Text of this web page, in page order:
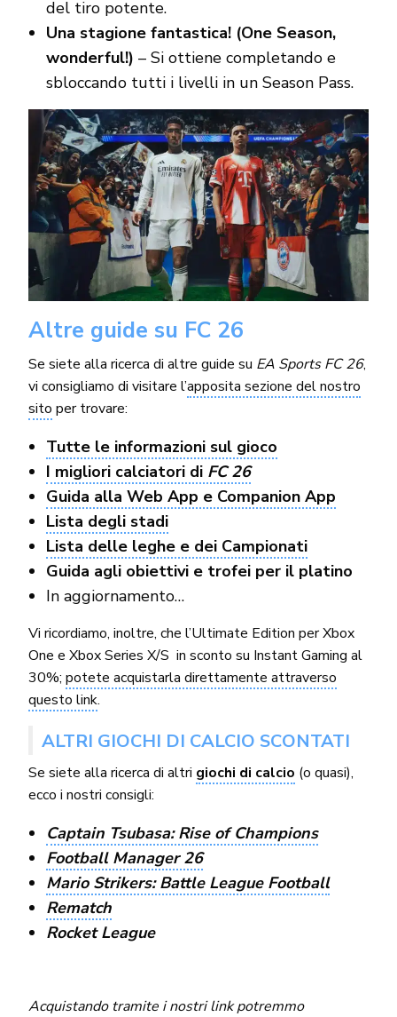
del tiro potente.
Una stagione fantastica! (One Season,
wonderful!) – Si ottiene completando e
sbloccando tutti i livelli in un Season Pass.
Altre guide su FC 26
Se siete alla ricerca di altre guide su EA Sports FC 26,
vi consigliamo di visitare l’apposita sezione del nostro
sito per trovare:
Tutte le informazioni sul gioco
I migliori calciatori di FC 26
Guida alla Web App e Companion App
Lista degli stadi
Lista delle leghe e dei Campionati
Guida agli obiettivi e trofei per il platino
In aggiornamento…
Vi ricordiamo, inoltre, che l’Ultimate Edition per Xbox
One e Xbox Series X/S in sconto su Instant Gaming al
30%; potete acquistarla direttamente attraverso
questo link.
ALTRI GIOCHI DI CALCIO SCONTATI
Se siete alla ricerca di altri giochi di calcio (o quasi),
ecco i nostri consigli:
Captain Tsubasa: Rise of Champions
Football Manager 26
Mario Strikers: Battle League Football
Rematch
Rocket League
Acquistando tramite i nostri link potremmo